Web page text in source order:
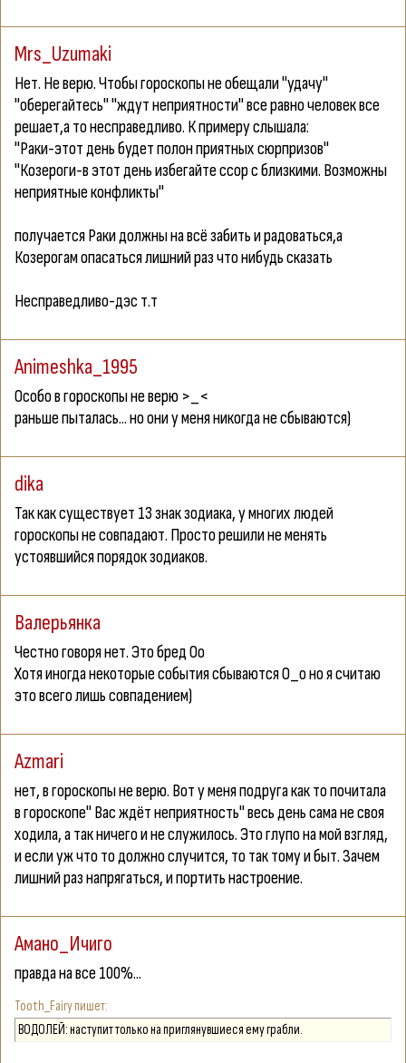
Mrs_Uzumaki
Нет. Не верю. Чтобы гороскопы не обещали "удачу"
"оберегайтесь" "ждут неприятности" все равно человек все
решает,а то несправедливо. К примеру слышала:
"Раки-этот день будет полон приятных сюрпризов"
"Козероги-в этот день избегайте ссор с близкими. Возможны
неприятные конфликты"
получается Раки должны на всё забить и радоваться,а
Козерогам опасаться лишний раз что нибудь сказать
Несправедливо-дэс т.т
Animeshka_1995
Особо в гороскопы не верю >_<
раньше пыталась... но они у меня никогда не сбываются)
dika
Так как существует 13 знак зодиака, у многих людей
гороскопы не совпадают. Просто решили не менять
устоявшийся порядок зодиаков.
Валерьянка
Честно говоря нет. Это бред Оо
Хотя иногда некоторые события сбываются О_о но я считаю
это всего лишь совпадением)
Azmari
нет, в гороскопы не верю. Вот у меня подруга как то почитала
в гороскопе" Вас ждёт неприятность" весь день сама не своя
ходила, а так ничего и не служилось. Это глупо на мой взгляд,
и если уж что то должно случится, то так тому и быт. Зачем
лишний раз напрягаться, и портить настроение.
Амано_Ичиго
правда на все 100%...
Tooth_Fairy
ВОДОЛЕЙ: наступит только на приглянувшиеся ему грабли.